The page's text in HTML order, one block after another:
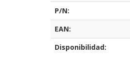
P/N:
EAN:
Disponibilidad: